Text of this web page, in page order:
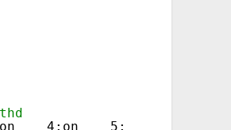
4:on    5:on    6:off